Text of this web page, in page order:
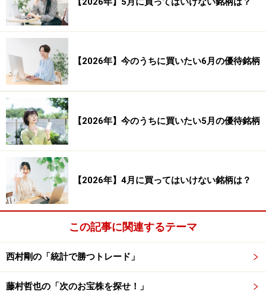
平均損益（円）： 244 円 平均損益（率）： 0.12 ％
平均利益（円）： 17,086 円 平均利益（率）： 8.54
％
平均損失（円）： -17,040 円 平均損失（率）： -8.52
％
合計損益（円）： 18,078,137 円 合計損益（率）：
9,039.30 ％
合計利益（円）： 623,478,437 円 合計利益（率）：
311,747.82 ％
合計損失（円）： -605,400,300 円 合計損失（率）：
-302,708.52 ％
平均保持日数： 27.96 日
以上が、株式市場の傾向（12月）の検証結果です。検証
【2026年】今のうちに買いたい6月の優待銘柄
【2026年】今のうちに買いたい5月の優待銘柄
【2026年】4月に買ってはいけない銘柄は？
この記事に関連するテーマ
西村剛の「統計で勝つトレード」
藤村哲也の「次のお宝株を探せ！」